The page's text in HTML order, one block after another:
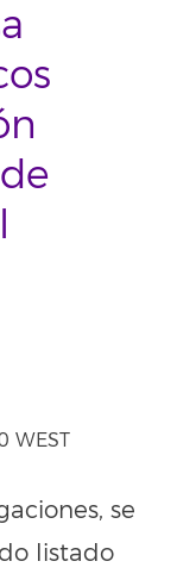
WEST
se
listado